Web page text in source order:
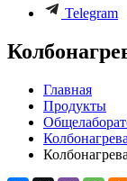
Telegram
Главная
Продукты